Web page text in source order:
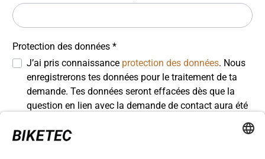
Protection des données *
J’ai pris connaissance protection des données. Nous
enregistrerons tes données pour le traitement de ta
demande. Tes données seront effacées dès que la
question en lien avec la demande de contact aura été
informations sur la gestion de tes données à caractère